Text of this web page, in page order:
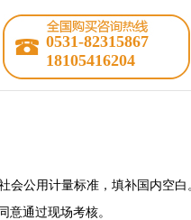
0531-82315867
18105416204
会公用计量标准，填补国内空
通过现场考核。